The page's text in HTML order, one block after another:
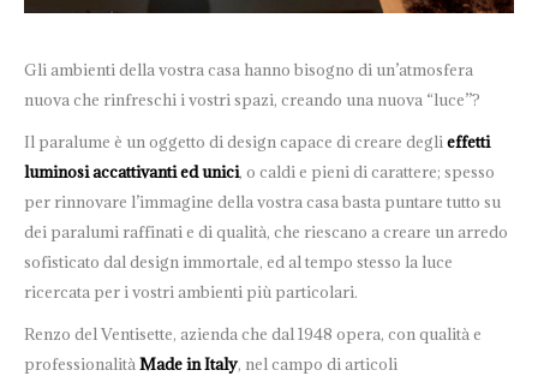
Gli ambienti della vostra casa hanno bisogno di un’atmosfera
nuova che rinfreschi i vostri spazi, creando una nuova “luce”?
Il paralume è un oggetto di design capace di creare deglieffetti
luminosi accattivanti ed unici, o caldi e pieni di carattere; spesso
per rinnovare l’immagine della vostra casa basta puntare tutto su
dei paralumi raffinati e di qualità, che riescano a creare un arredo
sofisticato dal design immortale, ed al tempo stesso la luce
ricercata per i vostri ambienti più particolari.
Renzo del Ventisette, azienda che dal 1948 opera, con qualità e
professionalitàMade in Italy, nel campo di articoli